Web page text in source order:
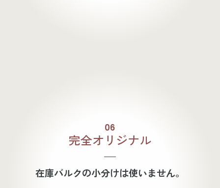
06
完全オリジナル
在庫バルクの小分けは使いません。